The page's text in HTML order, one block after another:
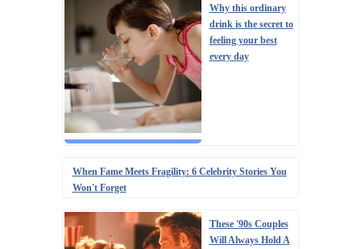
Why this ordinary
drink is the secret to
feeling your best
every day
When Fame Meets Fragility: 6 Celebrity Stories You
Won't Forget
These '90s Couples
Will Always Hold A